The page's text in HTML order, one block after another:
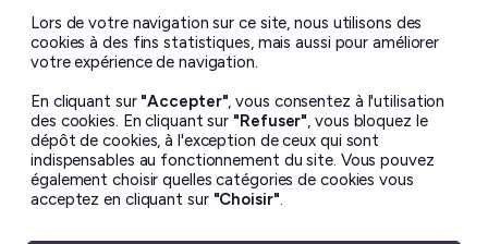
Lors de votre navigation sur ce site, nous utilisons des
cookies à des fins statistiques, mais aussi pour améliorer
votre expérience de navigation.
En cliquant sur "Accepter", vous consentez à l'utilisation
des cookies. En cliquant sur "Refuser", vous bloquez le
dépôt de cookies, à l'exception de ceux qui sont
indispensables au fonctionnement du site. Vous pouvez
également choisir quelles catégories de cookies vous
acceptez en cliquant sur "Choisir".
intelligence artificielle générative.J’ai pris toutes les
photos moi-même, et chaque billet est écrit à la main.
de la licenseCreative Commons BY-NC-ND 4.0.
Il ne peut en aucun cas être altéré ou reproduit à des fins
commerciales. Si vous souhaitez utiliser une de mes photos
– dans un but non lucratif uniquement – merci de me
demander la permission avant ☺︎